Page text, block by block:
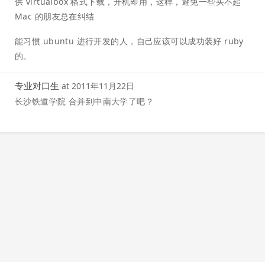
Mac 的朋友总在纠结
能习惯 ubuntu 进行开发的人，自己应该可以成功装好 ruby
的。
专业对口生 at 2011年11月22日
长沙铁道学院 合并到中南大学了吧？